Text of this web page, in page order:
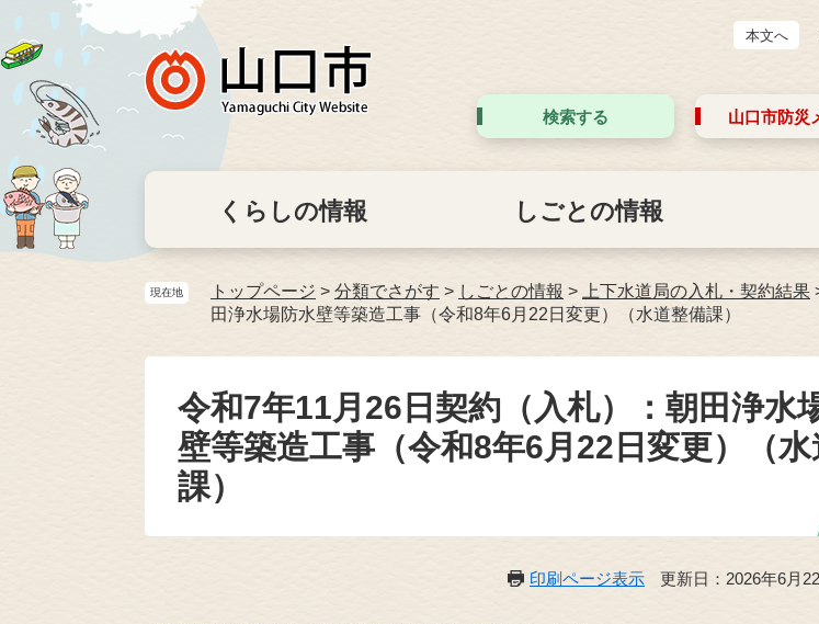
本文へ
検索する 山口市防災
くらしの情報 しごとの情報
現在地 トップページ > 分類でさがす > しごとの情報 > 上下水道局の入札・契約結果
田浄水場防水壁等築造工事（令和8年6月22日変更）（水道整備課）
令和7年11月26日契約（入札）：朝田浄水
壁等築造工事（令和8年6月22日変更）（
課）
印刷ページ表示 更新日：2026年6月